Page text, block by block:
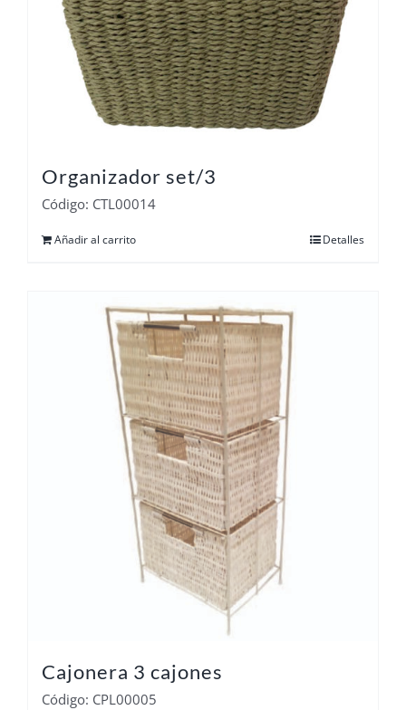
Organizador set/3
Código: CTL00014
Añadir al carrito Detalles
Cajonera 3 cajones
Código: CPL00005